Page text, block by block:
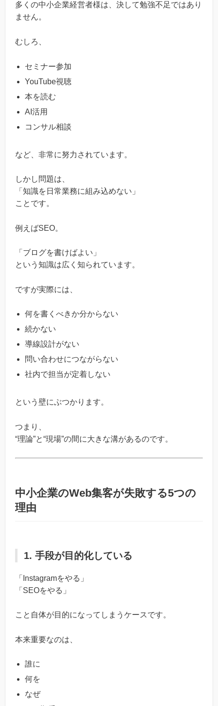
多くの中小企業経営者様は、決して勉強不足ではあり
ません。
むしろ、
セミナー参加
YouTube視聴
本を読む
AI活用
コンサル相談
など、非常に努力されています。
しかし問題は、
「知識を日常業務に組み込めない」
ことです。
例えばSEO。
「ブログを書けばよい」
という知識は広く知られています。
ですが実際には、
何を書くべきか分からない
続かない
導線設計がない
問い合わせにつながらない
社内で担当が定着しない
という壁にぶつかります。
つまり、
“理論”と“現場”の間に大きな溝があるのです。
中小企業のWeb集客が失敗する5つの
理由
1. 手段が目的化している
「Instagramをやる」
「SEOをやる」
こと自体が目的になってしまうケースです。
本来重要なのは、
誰に
何を
なぜ